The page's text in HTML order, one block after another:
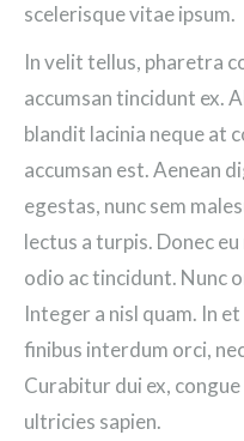
scelerisque vitae ipsum.
In velit tellus, pharetra
accumsan tincidunt ex.
blandit lacinia neque at
accumsan est. Aenean
egestas, nunc sem
lectus a turpis. Donec
odio ac tincidunt. Nunc
Integer a nisl quam. In
finibus interdum orci,
Curabitur dui ex,
ultricies sapien.